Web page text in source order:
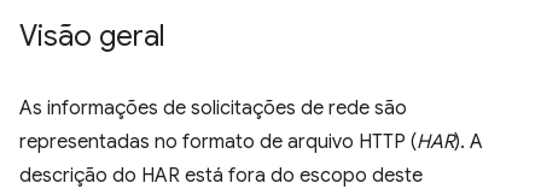
Visão geral
As informações de solicitações de rede são
representadas no formato de arquivo HTTP (HAR). A
descrição do HAR está fora do escopo deste